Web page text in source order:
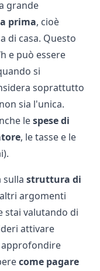
grande
prima, cioè
di casa. Questo
e può essere
si
soprattutto
sia l'unica.
lespese di
, le tasse e le
sulla struttura di
argomenti
stai valutando di
attivare
come pagare